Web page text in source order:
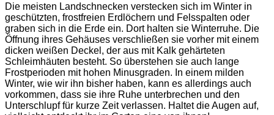
Die meisten Landschnecken verstecken sich im Winter in
geschützten, frostfreien Erdlöchern und Felsspalten oder
graben sich in die Erde ein. Dort halten sie Winterruhe. Die
Öffnung ihres Gehäuses verschließen sie vorher mit einem
dicken weißen Deckel, der aus mit Kalk gehärteten
Schleimhäuten besteht. So überstehen sie auch lange
Frostperioden mit hohen Minusgraden. In einem milden
Winter, wie wir ihn bisher haben, kann es allerdings auch
vorkommen, dass sie ihre Ruhe unterbrechen und den
Unterschlupf für kurze Zeit verlassen. Haltet die Augen auf,